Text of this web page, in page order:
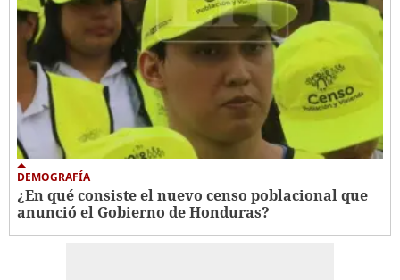
DEMOGRAFÍA
¿En qué consiste el nuevo censo poblacional que
anunció el Gobierno de Honduras?